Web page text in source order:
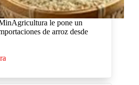
le pone un
de arroz desde